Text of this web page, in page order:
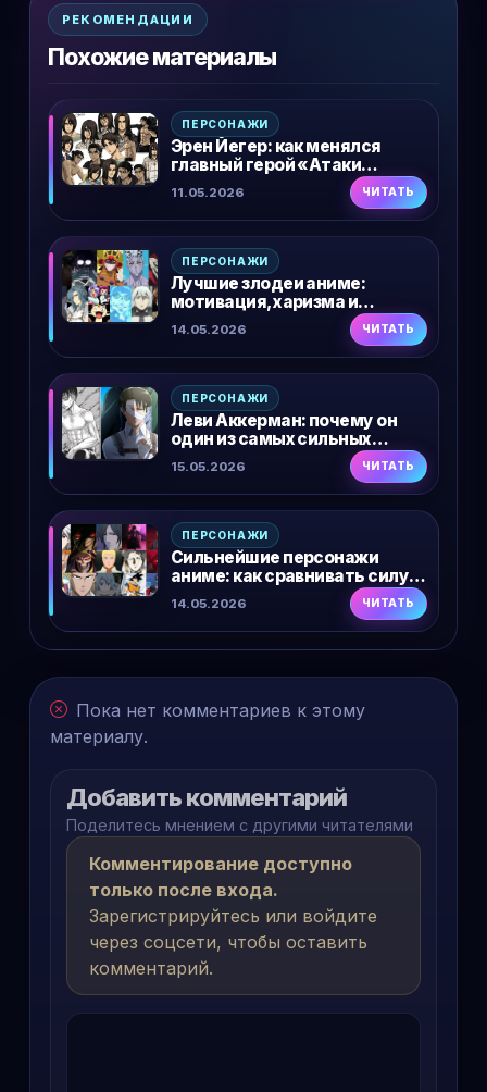
РЕКОМЕНДАЦИИ
Похожие материалы
ПЕРСОНАЖИ
Эрен Йегер: как менялся
главный герой «Атаки
титанов»
11.05.2026 ЧИТАТЬ
ПЕРСОНАЖИ
Лучшие злодеи аниме:
мотивация, харизма и
влияние на сюжет
14.05.2026 ЧИТАТЬ
ПЕРСОНАЖИ
Леви Аккерман: почему он
один из самых сильных
бойцов в аниме
15.05.2026 ЧИТАТЬ
ПЕРСОНАЖИ
Сильнейшие персонажи
аниме: как сравнивать силу
героев без споров ради
споров
14.05.2026 ЧИТАТЬ
Пока нет комментариев к этому
материалу.
Добавить комментарий
Поделитесь мнением с другими читателями
Комментирование доступно
только после входа.
Зарегистрируйтесь или войдите
через соцсети, чтобы оставить
комментарий.